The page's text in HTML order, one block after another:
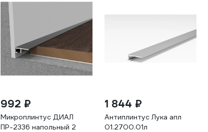
992 ₽
Микроплинтус ДИАЛ
ПР-2336 напольный 2
1 844 ₽
Антиплинтус Лука апл
01.2700.01л